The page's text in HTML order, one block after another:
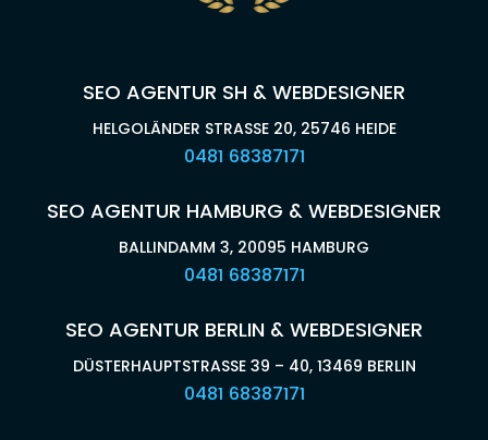
SEO AGENTUR SH & WEBDESIGNER
HELGOLÄNDER STRASSE 20, 25746 HEIDE
0481 68387171
SEO AGENTUR HAMBURG & WEBDESIGNER
BALLINDAMM 3, 20095 HAMBURG
0481 68387171
SEO AGENTUR BERLIN & WEBDESIGNER
DÜSTERHAUPTSTRASSE 39 – 40, 13469 BERLIN
0481 68387171